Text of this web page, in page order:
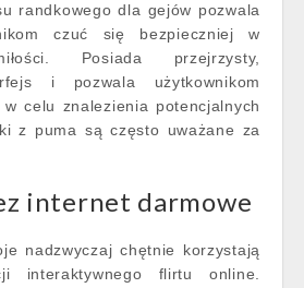
randkowego dla gejów pozwala
czuć się bezpieczniej w
Posiada przejrzysty,
i pozwala użytkownikom
celu znalezienia potencjalnych
z puma są często uważane za
internet darmowe
nadzwyczaj chętnie korzystają
interaktywnego flirtu online.